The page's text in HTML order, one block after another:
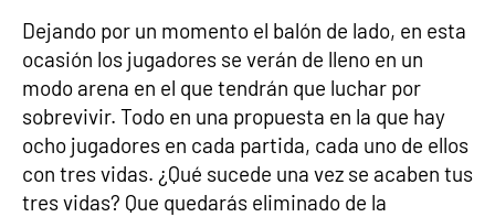
Dejando por un momento el balón de lado, en esta
ocasión los jugadores se verán de lleno en un
modo arena en el que tendrán que luchar por
sobrevivir. Todo en una propuesta en la que hay
ocho jugadores en cada partida, cada uno de ellos
con tres vidas. ¿Qué sucede una vez se acaben tus
tres vidas? Que quedarás eliminado de la